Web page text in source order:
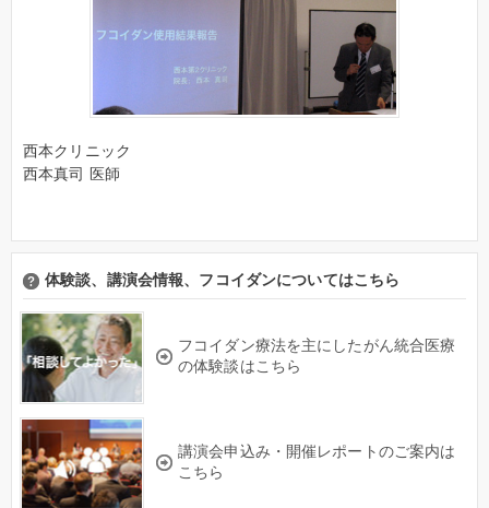
西本クリニック
西本真司 医師
体験談、講演会情報、フコイダンについてはこちら
フコイダン療法を主にしたがん統合医療
の体験談はこちら
講演会申込み・開催レポートのご案内は
こちら